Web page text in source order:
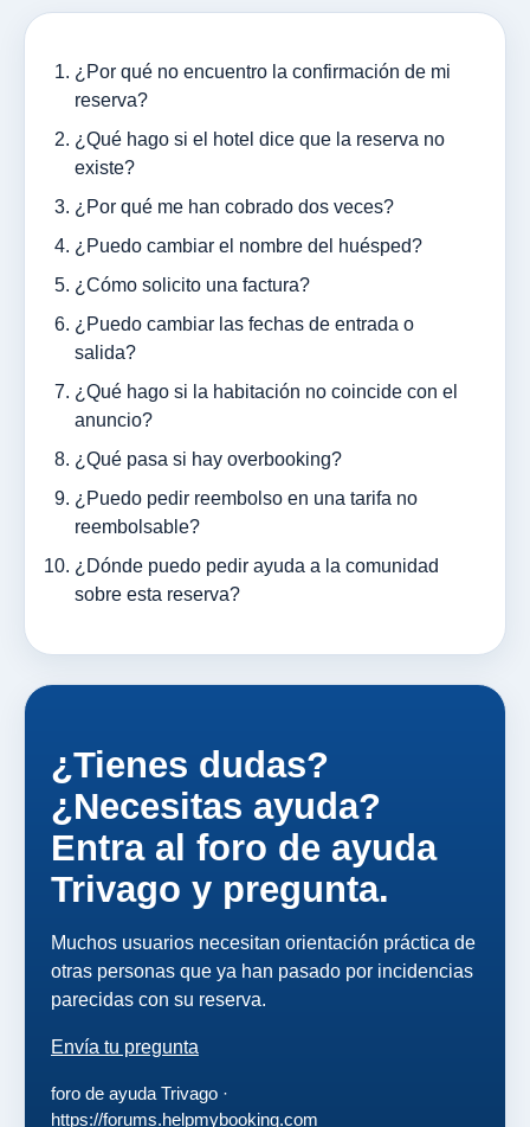
¿Por qué no encuentro la confirmación de mi
reserva?
¿Qué hago si el hotel dice que la reserva no
existe?
¿Por qué me han cobrado dos veces?
¿Puedo cambiar el nombre del huésped?
¿Cómo solicito una factura?
¿Puedo cambiar las fechas de entrada o
salida?
¿Qué hago si la habitación no coincide con el
anuncio?
¿Qué pasa si hay overbooking?
¿Puedo pedir reembolso en una tarifa no
reembolsable?
¿Dónde puedo pedir ayuda a la comunidad
sobre esta reserva?
¿Tienes dudas?
¿Necesitas ayuda?
Entra al foro de ayuda
Trivago y pregunta.
Muchos usuarios necesitan orientación práctica de
otras personas que ya han pasado por incidencias
parecidas con su reserva.
Envía tu pregunta
foro de ayuda Trivago ·
https://forums.helpmybooking.com